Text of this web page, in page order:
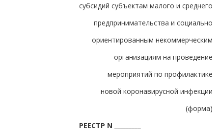
субсидий субъектам малого и среднего
предпринимательства и социально
ориентированным некоммерческим
организациям на проведение
мероприятий по профилактике
новой коронавирусной инфекции
(форма)
РЕЕСТР N _________